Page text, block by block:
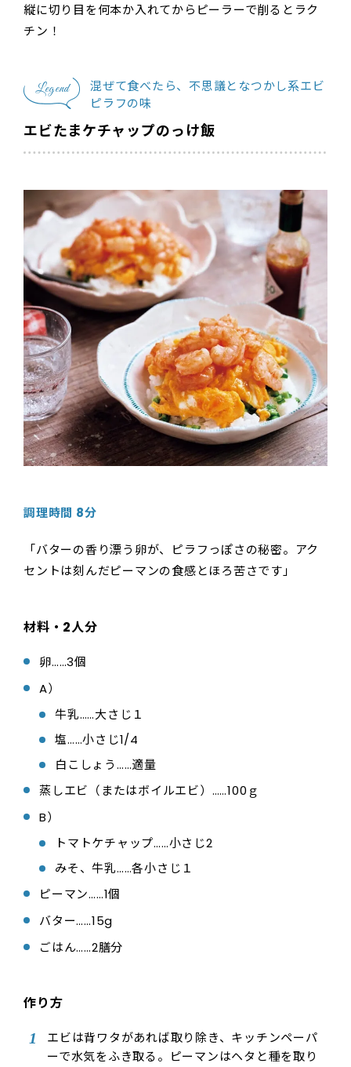
縦に切り目を何本か入れてからピーラーで削るとラク
チン！
Legend
混ぜて食べたら、不思議となつかし系エビ
ピラフの味
エビたまケチャップのっけ飯
調理時間 8分
「バターの香り漂う卵が、ピラフっぽさの秘密。アク
セントは刻んだピーマンの食感とほろ苦さです」
材料・2人分
卵……3個
A）
牛乳……大さじ１
塩……小さじ1/4
白こしょう……適量
蒸しエビ（またはボイルエビ）……100ｇ
B）
トマトケチャップ……小さじ2
みそ、牛乳……各小さじ１
ピーマン……1個
バター……15g
ごはん……2膳分
作り方
エビは背ワタがあれば取り除き、キッチンペーパ
ーで水気をふき取る。ピーマンはヘタと種を取り